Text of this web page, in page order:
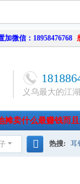
加微信：18958476768
义乌最大的江
摊卖什么最赚钱而
热搜: 耳